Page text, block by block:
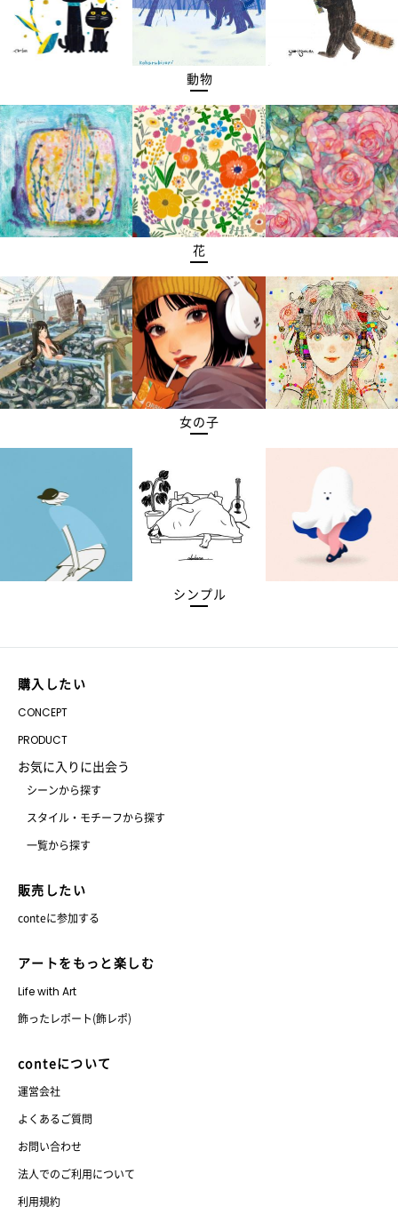
動物
花
女の子
シンプル
購入したい
CONCEPT
PRODUCT
お気に入りに出会う
シーンから探す
スタイル・モチーフから探す
一覧から探す
販売したい
conteに参加する
アートをもっと楽しむ
Life with Art
飾ったレポート(飾レポ)
conteについて
運営会社
よくあるご質問
お問い合わせ
法人でのご利用について
利用規約